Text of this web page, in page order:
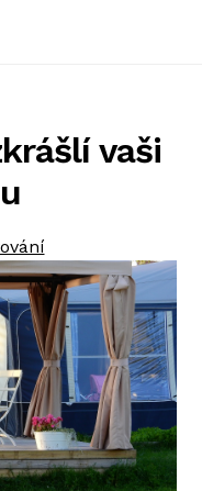
vaši